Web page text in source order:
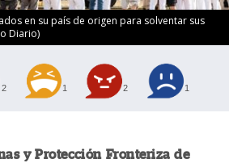
en su país de origen para solventar sus
Diario)
2 1 2 1
y Protección Fronteriza de